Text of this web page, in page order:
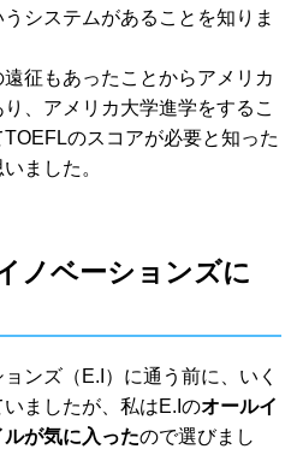
システムがあることを知りま
征もあったことからアメリカ
、アメリカ大学進学をするこ
のスコアが必要と知った
ました。
ノベーションズに
ンズ（E.I）に通う前に、いく
ましたが、私はE.Iのオールイ
が気に入ったので選びまし